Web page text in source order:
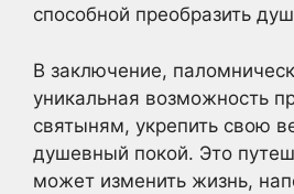
способной преобразить
В заключение,
уникальная возможность
святыням, укрепить свою
душевный покой. Это
может изменить жизнь,